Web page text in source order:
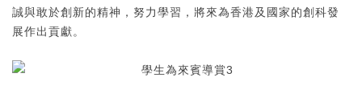
誠與敢於創新的精神，努力學習，將來為香港及國家的創科發
展作出貢獻。